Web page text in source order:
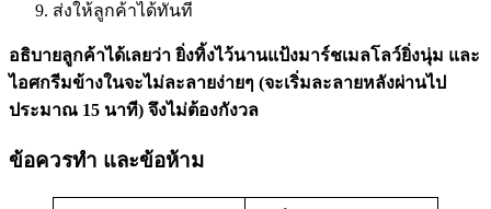
ส่งให้ลูกค้าได้ทันที
อธิบายลูกค้าได้เลยว่า ยิ่งทิ้งไว้นานแป้งมาร์ชเมลโลว์ยิ่งนุ่ม และ
ไอศกรีมข้างในจะไม่ละลายง่ายๆ (จะเริ่มละลายหลังผ่านไป
ประมาณ 15 นาที) จึงไม่ต้องกังวล
ข้อควรทำ และข้อห้าม